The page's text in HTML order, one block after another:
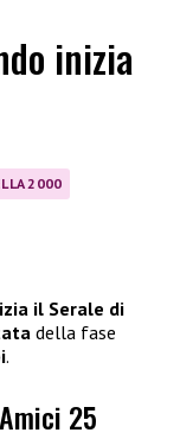
inizia
2000
il Serale di
della fase
.
25